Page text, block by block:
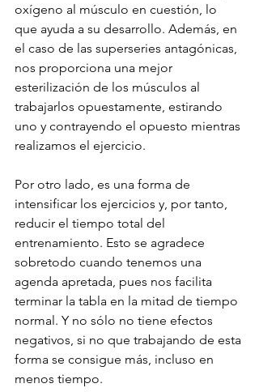
oxígeno al músculo en cuestión, lo
que ayuda a su desarrollo. Además, en
el caso de las superseries antagónicas,
nos proporciona una mejor
esterilización de los músculos al
trabajarlos opuestamente, estirando
uno y contrayendo el opuesto mientras
realizamos el ejercicio.
Por otro lado, es una forma de
intensificar los ejercicios y, por tanto,
reducir el tiempo total del
entrenamiento. Esto se agradece
sobretodo cuando tenemos una
agenda apretada, pues nos facilita
terminar la tabla en la mitad de tiempo
normal. Y no sólo no tiene efectos
negativos, si no que trabajando de esta
forma se consigue más, incluso en
menos tiempo.